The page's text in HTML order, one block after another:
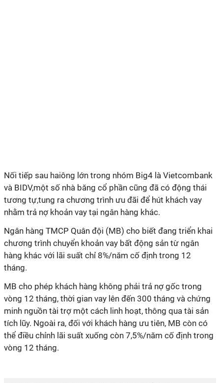
Nối tiếp sau haiông lớn trong nhóm Big4 là Vietcombank
và BIDV,một số nhà băng cổ phần cũng đã có động thái
tương tự,tung ra chương trình ưu đãi để hút khách vay
nhằm trả nợ khoản vay tại ngân hàng khác.
Ngân hàng TMCP Quân đội (MB) cho biết đang triển khai
chương trình chuyển khoản vay bất động sản từ ngân
hàng khác với lãi suất chỉ 8%/năm cố định trong 12
tháng.
MB cho phép khách hàng không phải trả nợ gốc trong
vòng 12 tháng, thời gian vay lên đến 300 tháng và chứng
minh nguồn tài trợ một cách linh hoạt, thông qua tài sản
tích lũy. Ngoài ra, đối với khách hàng ưu tiên, MB còn có
thể điều chỉnh lãi suất xuống còn 7,5%/năm cố định trong
vòng 12 tháng.